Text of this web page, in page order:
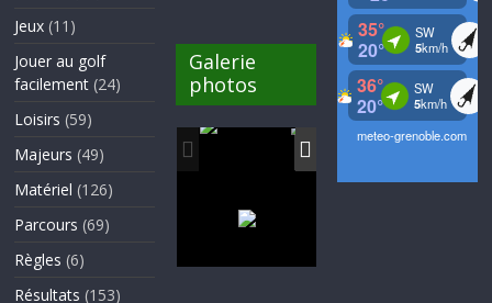
Jeux (11)
Jouer au golf
facilement (24)
Loisirs (59)
Majeurs (49)
Matériel (126)
Parcours (69)
Règles (6)
Résultats (153)
Galerie
photos